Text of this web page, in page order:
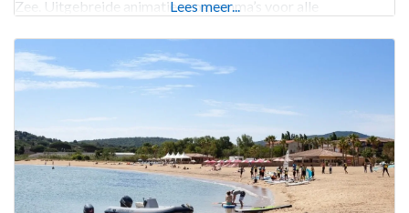
Zee. Uitgebreide animatie programma’s voor alle
fietsen. Camping Les
Lees meer...